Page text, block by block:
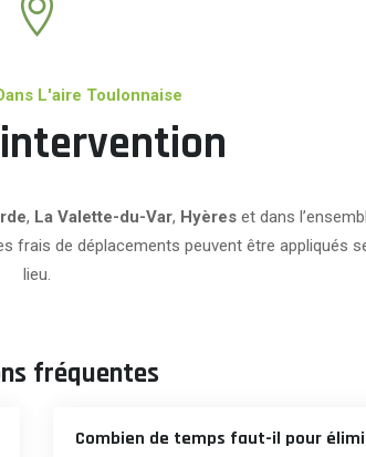
L'aire Toulonnaise
, La Valette-du-Var, Hyèreset dans
frais de déplacements peuvent être appliqués
lieu.
fréquentes
Combien de temps faut-il pour